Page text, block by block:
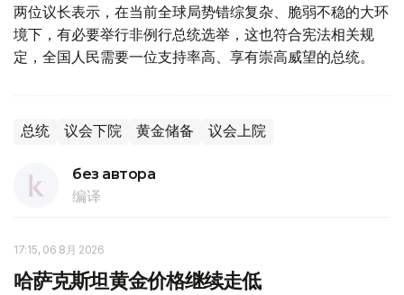
两位议长表示，在当前全球局势错综复杂、脆弱不稳的大环
境下，有必要举行非例行总统选举，这也符合宪法相关规
定，全国人民需要一位支持率高、享有崇高威望的总统。
总统 议会下院 黄金储备 议会上院
без автора
编译
17:15, 06 8月 2026
哈萨克斯坦黄金价格继续走低